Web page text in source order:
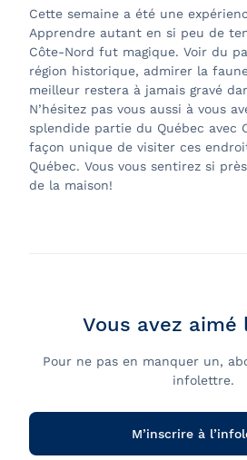
Cette semaine a été une
Apprendre autant en si peu de
Côte-Nord fut magique. Voir du
région historique, admirer la
meilleur restera à jamais gravé
N’hésitez pas vous aussi à vous
splendide partie du Québec avec
façon unique de visiter ces
Québec. Vous vous sentirez si
de la maison!
Vous avez aimé
Pour ne pas en manquer un,
infolettre.
M’inscrire à